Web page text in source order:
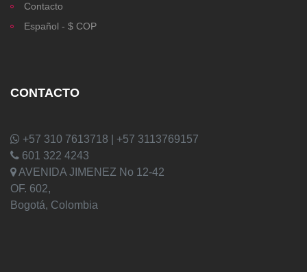
Contacto
Español - $ COP
CONTACTO
+57 310 7613718 | +57 3113769157
601 322 4243
AVENIDA JIMENEZ No 12-42
OF. 602,
Bogotá, Colombia